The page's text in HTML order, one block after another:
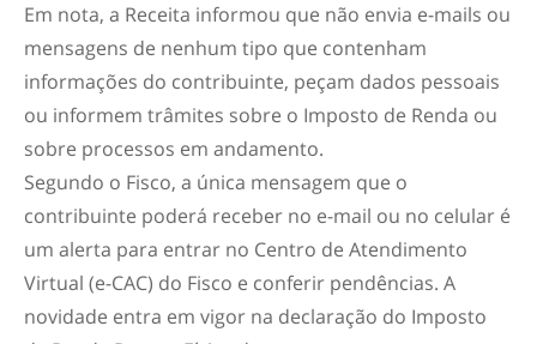
Em nota, a Receita informou que não envia e-mails ou
mensagens de nenhum tipo que contenham
informações do contribuinte, peçam dados pessoais
ou informem trâmites sobre o Imposto de Renda ou
sobre processos em andamento.
Segundo o Fisco, a única mensagem que o
contribuinte poderá receber no e-mail ou no celular é
um alerta para entrar no Centro de Atendimento
Virtual (e-CAC) do Fisco e conferir pendências. A
novidade entra em vigor na declaração do Imposto